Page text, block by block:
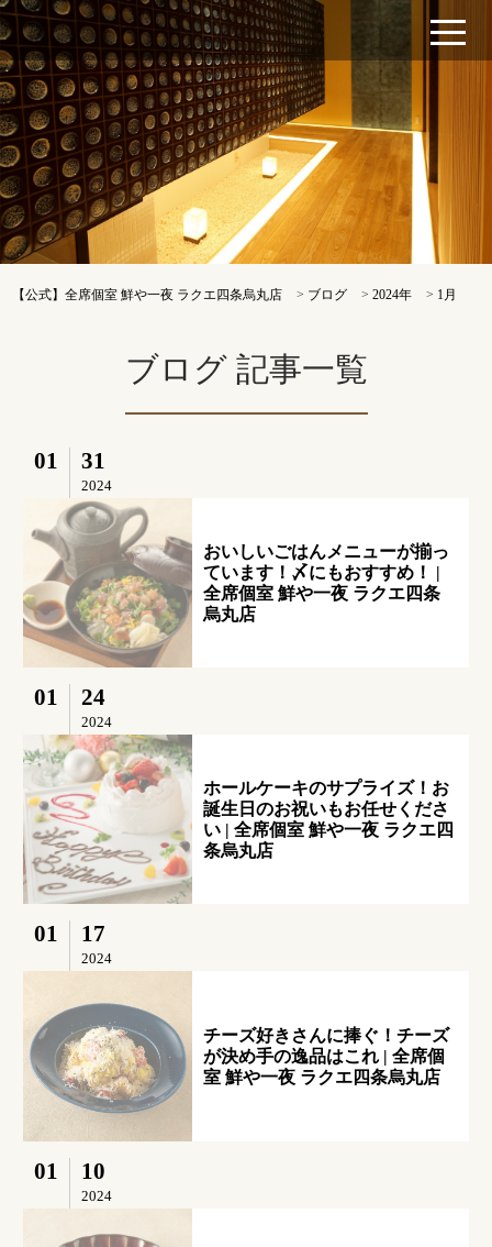
【公式】全席個室 鮮や一夜 ラクエ四条烏丸店 > ブログ >2024年 > 1月
ブログ 記事一覧
01 31
2024
おいしいごはんメニューが揃っ
ています！〆にもおすすめ！ |
全席個室 鮮や一夜 ラクエ四条
烏丸店
01 24
2024
ホールケーキのサプライズ！お
誕生日のお祝いもお任せくださ
い | 全席個室 鮮や一夜 ラクエ四
条烏丸店
01 17
2024
チーズ好きさんに捧ぐ！チーズ
が決め手の逸品はこれ | 全席個
室 鮮や一夜 ラクエ四条烏丸店
01 10
2024